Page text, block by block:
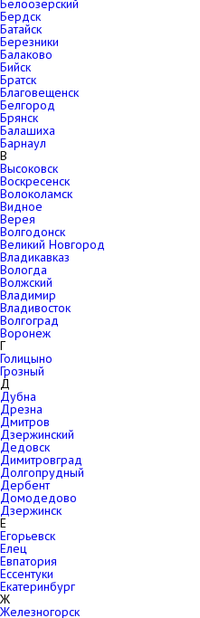
Белоозёрский
Бердск
Батайск
Березники
Балаково
Бийск
Братск
Благовещенск
Белгород
Брянск
Балашиха
Барнаул
В
Высоковск
Воскресенск
Волоколамск
Видное
Верея
Волгодонск
Великий Новгород
Владикавказ
Вологда
Волжский
Владимир
Владивосток
Волгоград
Воронеж
Г
Голицыно
Грозный
Д
Дубна
Дрезна
Дмитров
Дзержинский
Дедовск
Димитровград
Долгопрудный
Дербент
Домодедово
Дзержинск
Е
Егорьевск
Елец
Евпатория
Ессентуки
Екатеринбург
Ж
Железногорск